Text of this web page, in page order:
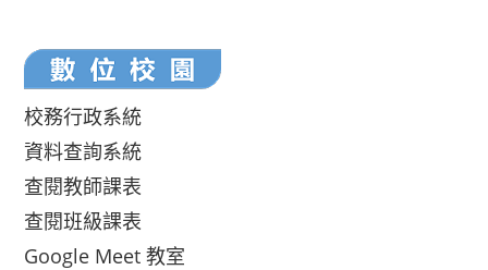
校務行政系統
資料查詢系統
查閱教師課表
查閱班級課表
Google Meet 教室